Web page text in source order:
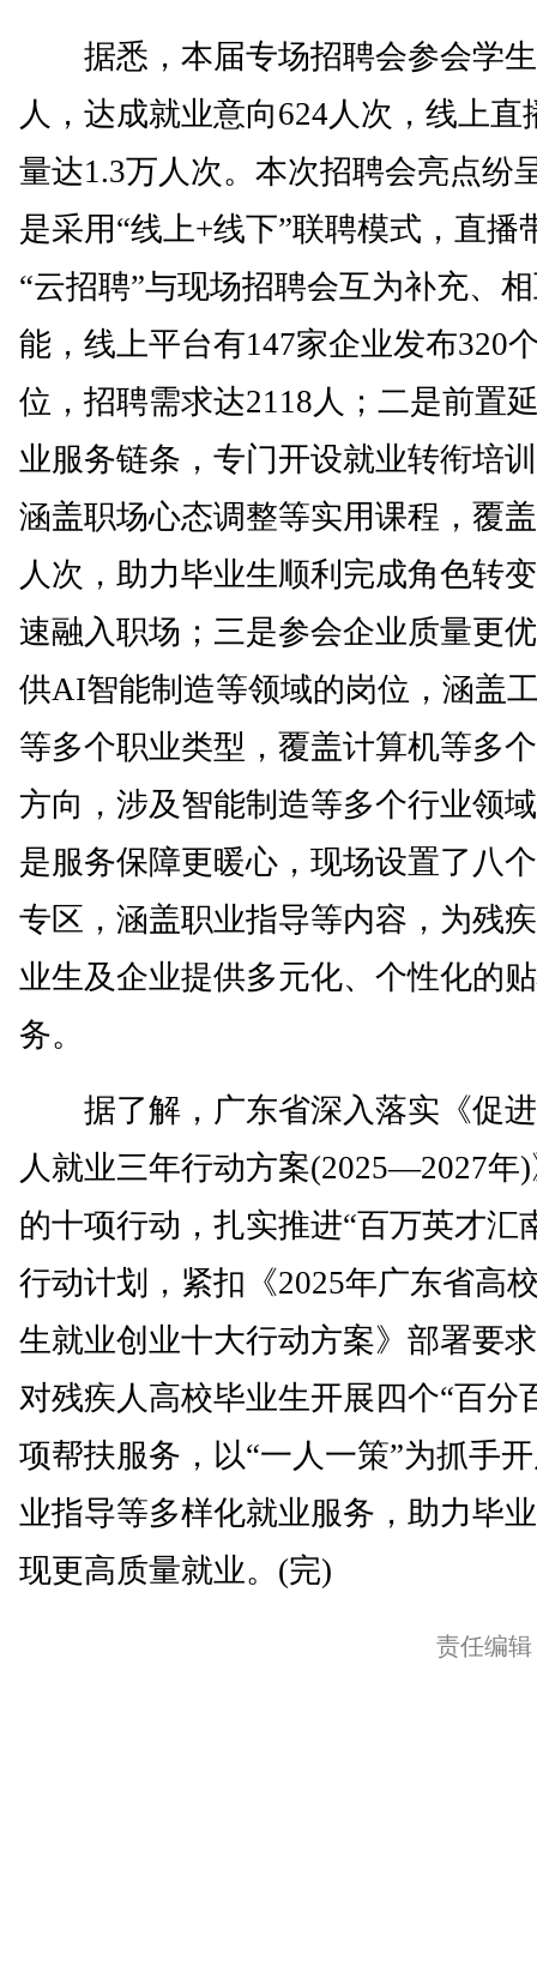
据悉，本届专场招聘会参会学生
人，达成就业意向624人次，线上直
量达1.3万人次。本次招聘会亮点纷
是采用“线上+线下”联聘模式，直播
“云招聘”与现场招聘会互为补充、
能，线上平台有147家企业发布320
位，招聘需求达2118人；二是前置
业服务链条，专门开设就业转衔培
涵盖职场心态调整等实用课程，覆
人次，助力毕业生顺利完成角色转
速融入职场；三是参会企业质量更
供AI智能制造等领域的岗位，涵盖
等多个职业类型，覆盖计算机等多
方向，涉及智能制造等多个行业领
是服务保障更暖心，现场设置了八
专区，涵盖职业指导等内容，为残
业生及企业提供多元化、个性化的
务。
据了解，广东省深入落实《促
人就业三年行动方案(2025—2027年
的十项行动，扎实推进“百万英才汇
行动计划，紧扣《2025年广东省高
生就业创业十大行动方案》部署要
对残疾人高校毕业生开展四个“百分
项帮扶服务，以“一人一策”为抓手
业指导等多样化就业服务，助力毕
现更高质量就业。(完)
责任编